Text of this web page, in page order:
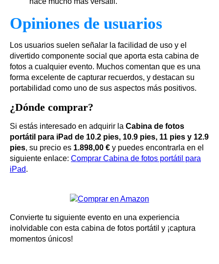
Opiniones de usuarios
Los usuarios suelen señalar la facilidad de uso y el
divertido componente social que aporta esta cabina de
fotos a cualquier evento. Muchos comentan que es una
forma excelente de capturar recuerdos, y destacan su
portabilidad como uno de sus aspectos más positivos.
¿Dónde comprar?
Si estás interesado en adquirir la Cabina de fotos
portátil para iPad de 10.2 pies, 10.9 pies, 11 pies y 12.9
pies, su precio es 1.898,00 € y puedes encontrarla en el
siguiente enlace: Comprar Cabina de fotos portátil para
iPad.
Convierte tu siguiente evento en una experiencia
inolvidable con esta cabina de fotos portátil y ¡captura
momentos únicos!